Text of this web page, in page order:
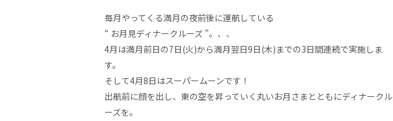
毎月やってくる満月の夜前後に運航している
“ お月見ディナークルーズ ”。、、
4月は満月前日の7日(火)から満月翌日9日(木)までの3日間連続で実施しま
す。
そして4月8日はスーパームーンです！
出航前に顔を出し、東の空を昇っていく丸いお月さまとともにディナークル
ーズを。